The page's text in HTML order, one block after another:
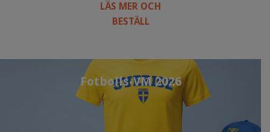
LÄS MER OCH
BESTÄLL
Fotbolls-VM 2026